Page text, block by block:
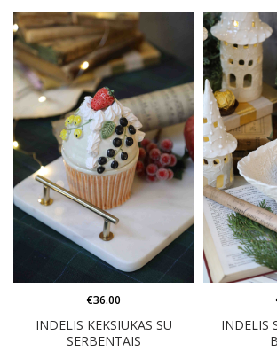
INDELIS KEKSIUKAS SU
SERBENTAIS
€36.00
INDELIS